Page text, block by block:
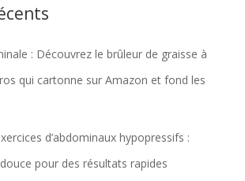
: Découvrez le brûleur de graisse à
qui cartonne sur Amazon et fond les
d’abdominaux hypopressifs :
pour des résultats rapides